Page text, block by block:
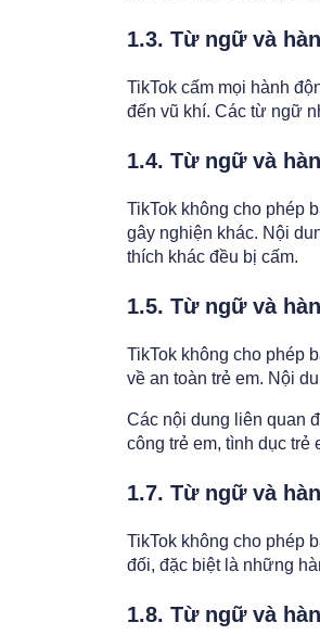
1.3. Từ ngữ và
TikTok cấm mọi hành
đến vũ khí. Các từ ngữ
1.4. Từ ngữ và
TikTok không cho phép
gây nghiện khác. Nội
thích khác đều bị cấm.
1.5. Từ ngữ và
TikTok không cho phép
về an toàn trẻ em. Nội
Các nội dung liên quan
công trẻ em, tình dục trẻ
1.7. Từ ngữ và
TikTok không cho phép
đối, đặc biệt là những
1.8. Từ ngữ và